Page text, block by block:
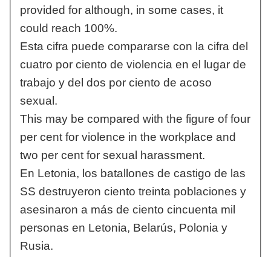
provided for although, in some cases, it
could reach 100%.
Esta cifra puede compararse con la cifra del
cuatro por ciento de violencia en el lugar de
trabajo y del dos por ciento de acoso
sexual.
This may be compared with the figure of four
per cent for violence in the workplace and
two per cent for sexual harassment.
En Letonia, los batallones de castigo de las
SS destruyeron ciento treinta poblaciones y
asesinaron a más de ciento cincuenta mil
personas en Letonia, Belarús, Polonia y
Rusia.